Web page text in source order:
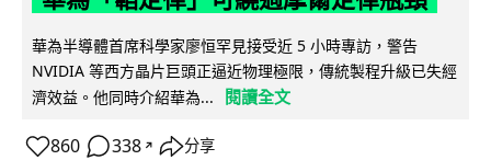
華為半導體首席科學家廖恒罕見接受近 5 小時專訪，警告
NVIDIA 等西方晶片巨頭正逼近物理極限，傳統製程升級已失經
濟效益。他同時介紹華為...
閱讀全文
860 338 ↗ 分享